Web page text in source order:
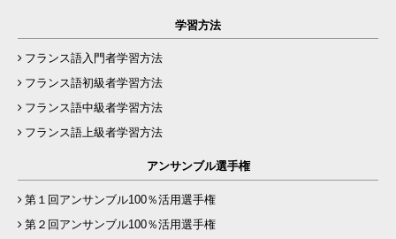
学習方法
フランス語入門者学習方法
フランス語初級者学習方法
フランス語中級者学習方法
フランス語上級者学習方法
アンサンブル選手権
第１回アンサンブル100％活用選手権
第２回アンサンブル100％活用選手権